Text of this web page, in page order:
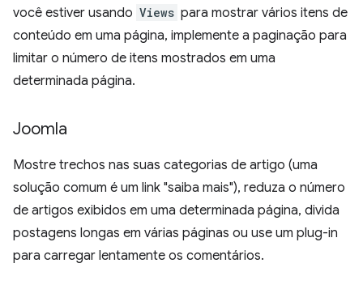
você estiver usando Views para mostrar vários itens de
conteúdo em uma página, implemente a paginação para
limitar o número de itens mostrados em uma
determinada página.
Joomla
Mostre trechos nas suas categorias de artigo (uma
solução comum é um link "saiba mais"), reduza o número
de artigos exibidos em uma determinada página, divida
postagens longas em várias páginas ou use um plug-in
para carregar lentamente os comentários.